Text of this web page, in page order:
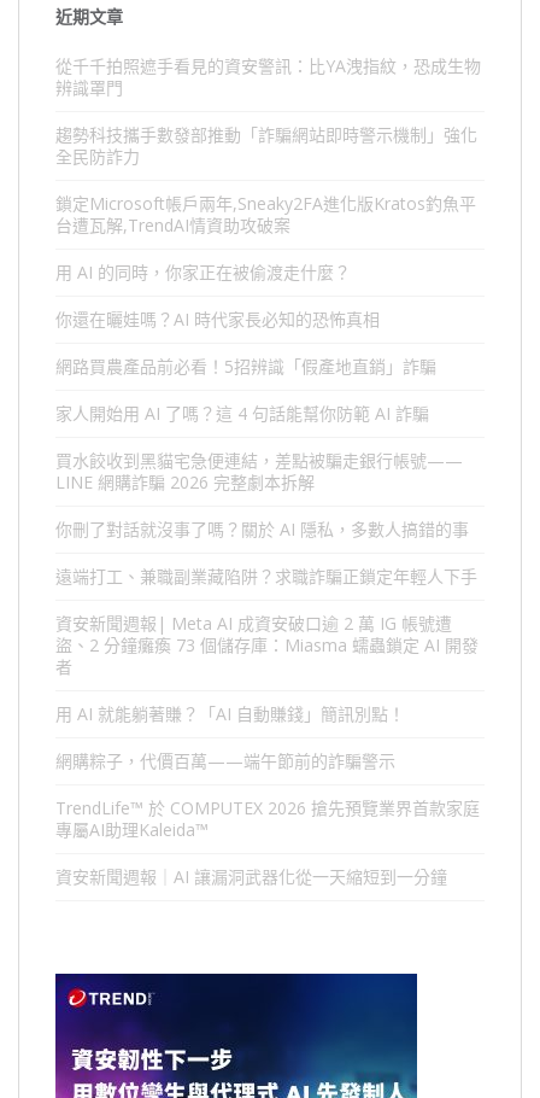
近期文章
從千千拍照遮手看見的資安警訊：比YA洩指紋，恐成生物
辨識罩門
趨勢科技攜手數發部推動「詐騙網站即時警示機制」強化
全民防詐力
鎖定Microsoft帳戶兩年,Sneaky2FA進化版Kratos釣魚平
台遭瓦解,TrendAI情資助攻破案
用 AI 的同時，你家正在被偷渡走什麼？
你還在曬娃嗎？AI 時代家長必知的恐怖真相
網路買農產品前必看！5招辨識「假產地直銷」詐騙
家人開始用 AI 了嗎？這 4 句話能幫你防範 AI 詐騙
買水餃收到黑貓宅急便連結，差點被騙走銀行帳號——
LINE 網購詐騙 2026 完整劇本拆解
你刪了對話就沒事了嗎？關於 AI 隱私，多數人搞錯的事
遠端打工、兼職副業藏陷阱？求職詐騙正鎖定年輕人下手
資安新聞週報| Meta AI 成資安破口逾 2 萬 IG 帳號遭
盜、2 分鐘癱瘓 73 個儲存庫：Miasma 蠕蟲鎖定 AI 開發
者
用 AI 就能躺著賺？「AI 自動賺錢」簡訊別點！
網購粽子，代價百萬——端午節前的詐騙警示
TrendLife™ 於 COMPUTEX 2026 搶先預覽業界首款家庭
專屬AI助理Kaleida™
資安新聞週報｜AI 讓漏洞武器化從一天縮短到一分鐘